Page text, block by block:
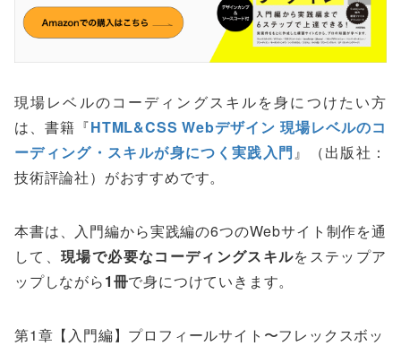
現場レベルのコーディングスキルを身につけたい方
は、書籍『HTML&CSS Webデザイン 現場レベルのコ
ーディング・スキルが身につく実践入門』（出版社：
技術評論社）がおすすめです。
本書は、入門編から実践編の6つのWebサイト制作を通
して、現場で必要なコーディングスキルをステップア
ップしながら1冊で身につけていきます。
第1章【入門編】プロフィールサイト〜フレックスボッ